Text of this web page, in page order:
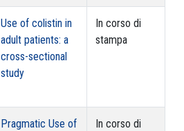
Use of colistin in
adult patients: a
cross-sectional
study
In corso di
stampa
Pragmatic Use of
In corso di